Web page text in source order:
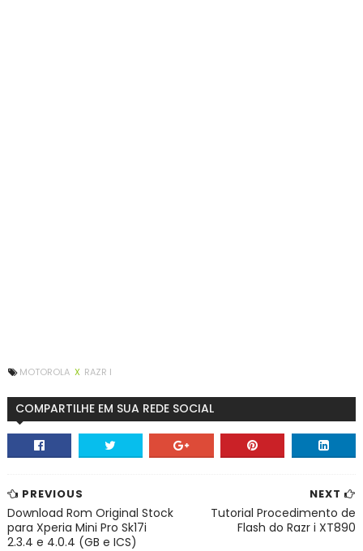
MOTOROLA X RAZR I
COMPARTILHE EM SUA REDE SOCIAL
NEXT
Tutorial Procedimento de
Flash do Razr i XT890
PREVIOUS
Download Rom Original Stock
para Xperia Mini Pro Sk17i
2.3.4 e 4.0.4 (GB e ICS)